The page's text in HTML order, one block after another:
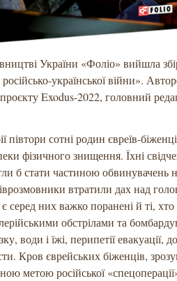
України «Фоліо» вийшла
російсько-української війни».
Exodus-2022, головний
півтори сотні родин євреїв-
фізичного знищення. Їхні
б стати частиною обвинувачень
втратили дах над
серед них важко поранені й ті,
обстрілами та
води і їжі, перипетії
Кров єврейських біженців,
метою російської